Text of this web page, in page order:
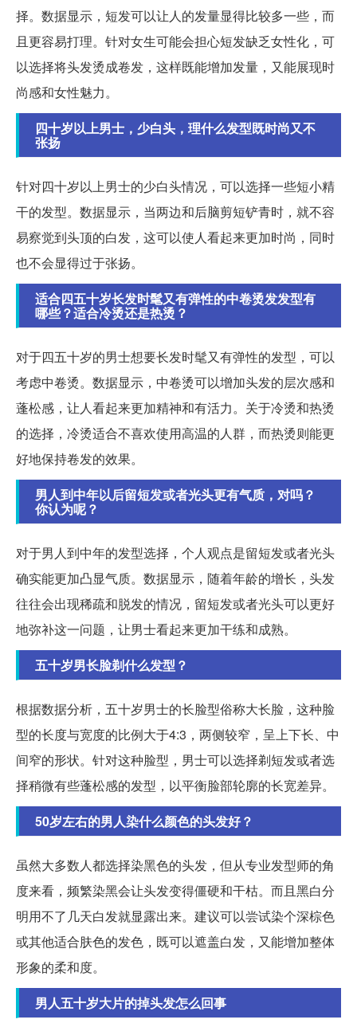
择。数据显示，短发可以让人的发量显得比较多一些，而
且更容易打理。针对女生可能会担心短发缺乏女性化，可
以选择将头发烫成卷发，这样既能增加发量，又能展现时
尚感和女性魅力。
四十岁以上男士，少白头，理什么发型既时尚又不
张扬
针对四十岁以上男士的少白头情况，可以选择一些短小精
干的发型。数据显示，当两边和后脑剪短铲青时，就不容
易察觉到头顶的白发，这可以使人看起来更加时尚，同时
也不会显得过于张扬。
适合四五十岁长发时髦又有弹性的中卷烫发发型有
哪些？适合冷烫还是热烫？
对于四五十岁的男士想要长发时髦又有弹性的发型，可以
考虑中卷烫。数据显示，中卷烫可以增加头发的层次感和
蓬松感，让人看起来更加精神和有活力。关于冷烫和热烫
的选择，冷烫适合不喜欢使用高温的人群，而热烫则能更
好地保持卷发的效果。
男人到中年以后留短发或者光头更有气质，对吗？
你认为呢？
对于男人到中年的发型选择，个人观点是留短发或者光头
确实能更加凸显气质。数据显示，随着年龄的增长，头发
往往会出现稀疏和脱发的情况，留短发或者光头可以更好
地弥补这一问题，让男士看起来更加干练和成熟。
五十岁男长脸剃什么发型？
根据数据分析，五十岁男士的长脸型俗称大长脸，这种脸
型的长度与宽度的比例大于4:3，两侧较窄，呈上下长、中
间窄的形状。针对这种脸型，男士可以选择剃短发或者选
择稍微有些蓬松感的发型，以平衡脸部轮廓的长宽差异。
50岁左右的男人染什么颜色的头发好？
虽然大多数人都选择染黑色的头发，但从专业发型师的角
度来看，频繁染黑会让头发变得僵硬和干枯。而且黑白分
明用不了几天白发就显露出来。建议可以尝试染个深棕色
或其他适合肤色的发色，既可以遮盖白发，又能增加整体
形象的柔和度。
男人五十岁大片的掉头发怎么回事